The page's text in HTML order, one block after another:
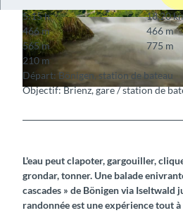
© Mike Kaufmann, Interlaken Tourismus, Interlaken
© Mike Kaufmann, Interlaken Tourismus, Interla
ken Tourismus
©
5:15 h
18,20
466 m
466 m
565 m
775 m
210 m
Départ: Bönigen, station de bateau
Objectif: Brienz, gare / station de
L'eau peut clapoter, gargouiller,
grondar, tonner. Une balade
cascades » de Bönigen via Iseltwald
randonnée est une expérience tout